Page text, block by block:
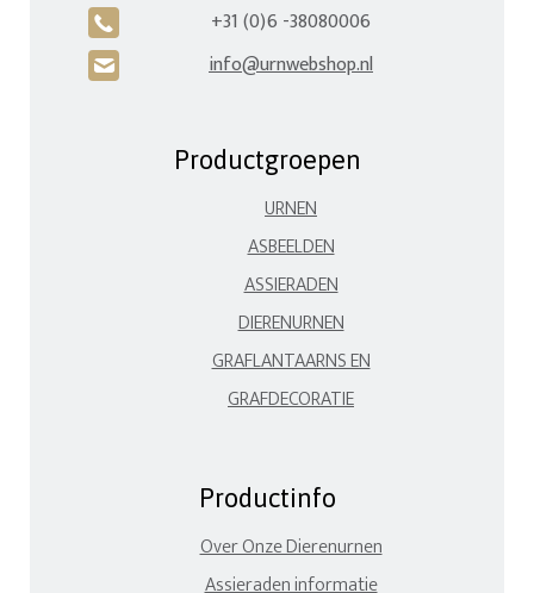
A +31 (0)6 -38080006
H info@urnwebshop.nl
Productgroepen
URNEN
ASBEELDEN
ASSIERADEN
DIERENURNEN
GRAFLANTAARNS EN
GRAFDECORATIE
Productinfo
Over Onze Dierenurnen
Assieraden informatie